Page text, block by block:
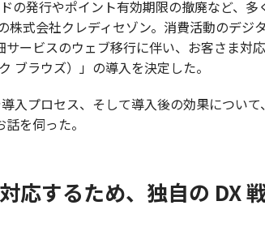
の発行やポイント有効期限の撤廃など、多
式会社クレディセゾン。消費活動のデジ
ービスのウェブ移行に伴い、お客さま対
ブラウズ）」の導入を決定した。
入プロセス、そして導入後の効果につい
を伺った。‍
応するため、独自の DX